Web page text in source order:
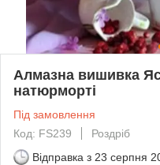
Алмазна вишивка
натюрморті
Під замовлення
Код: FS239
Роздріб
Відправка з 23 серпня